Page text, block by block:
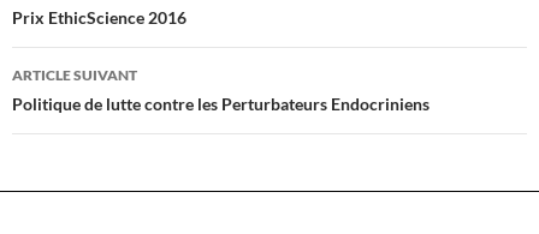
des
articles
Prix EthicScience 2016
ARTICLE SUIVANT
Politique de lutte contre les Perturbateurs Endocriniens